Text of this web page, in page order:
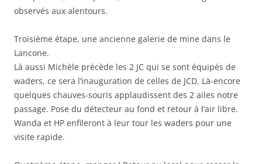
observés aux alentours.
Troisième étape, une ancienne galerie de mine dans le
Lancone.
Là aussi Michèle précède les 2 JC qui se sont équipés de
waders, ce sera l’inauguration de celles de JCD. Là-encore
quelques chauves-souris applaudissent des 2 ailes notre
passage. Pose du détecteur au fond et retour à l’air libre.
Wanda et HP enfileront à leur tour les waders pour une
visite rapide.